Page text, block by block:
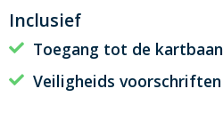
Inclusief
Toegang tot de kartbaan
Veiligheids voorschriften